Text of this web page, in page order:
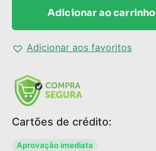
Adicionar ao carrinho
Adicionar aos favoritos
Cartões de crédito:
Aprovação imediata